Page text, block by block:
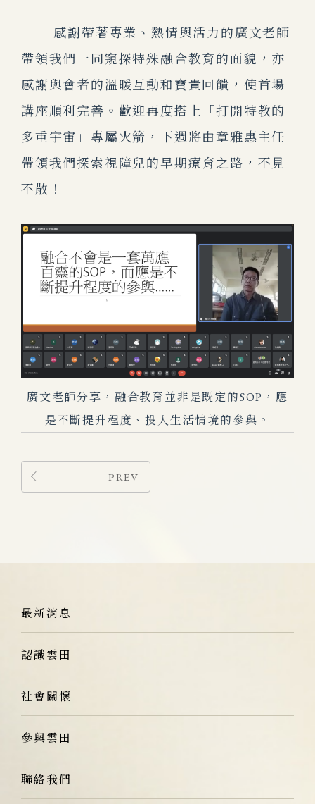
感謝帶著專業、熱情與活力的廣文老師
帶領我們一同窺探特殊融合教育的面貌，亦
感謝與會者的溫暖互動和寶貴回饋，使首場
講座順利完善。歡迎再度搭上「打開特教的
多重宇宙」專屬火箭，下週將由章雅惠主任
帶領我們探索視障兒的早期療育之路，不見
不散！
廣文老師分享，融合教育並非是既定的SOP，應
是不斷提升程度、投入生活情境的參與。
PREV
最新消息
認識雲田
社會關懷
參與雲田
聯絡我們